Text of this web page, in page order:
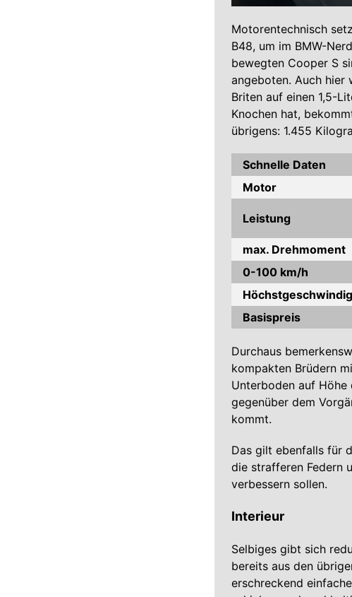
Motorentechnisch
B48, um im BMW-
bewegten Cooper S
angeboten. Auch hier
Briten auf einen 1,5-
Knochen hat,
übrigens: 1.455
Schnelle Daten
Motor
Leistung
max. Drehmoment
0-100 km/h
Basispreis
Durchaus
kompakten Brüdern
Unterboden auf
gegenüber dem
kommt.
Das gilt ebenfalls für
die strafferen Federn
verbessern sollen.
Interieur
Selbiges gibt sich
bereits aus den
erschreckend